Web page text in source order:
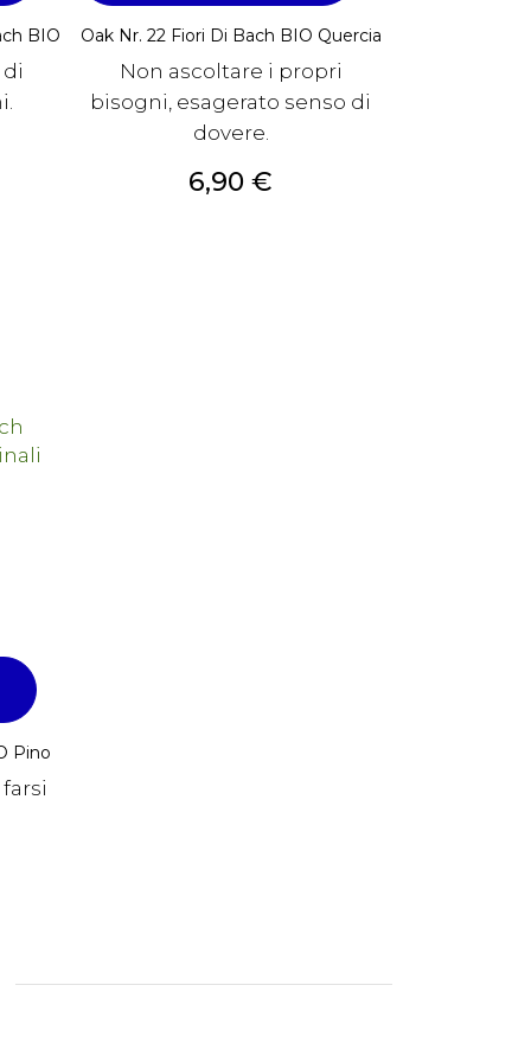
BIO Oak Nr. 22 Fiori Di Bach BIO Quercia
Non ascoltare i propri
bisogni, esagerato senso di
dovere.
Prezzo
6,90 €
Pino